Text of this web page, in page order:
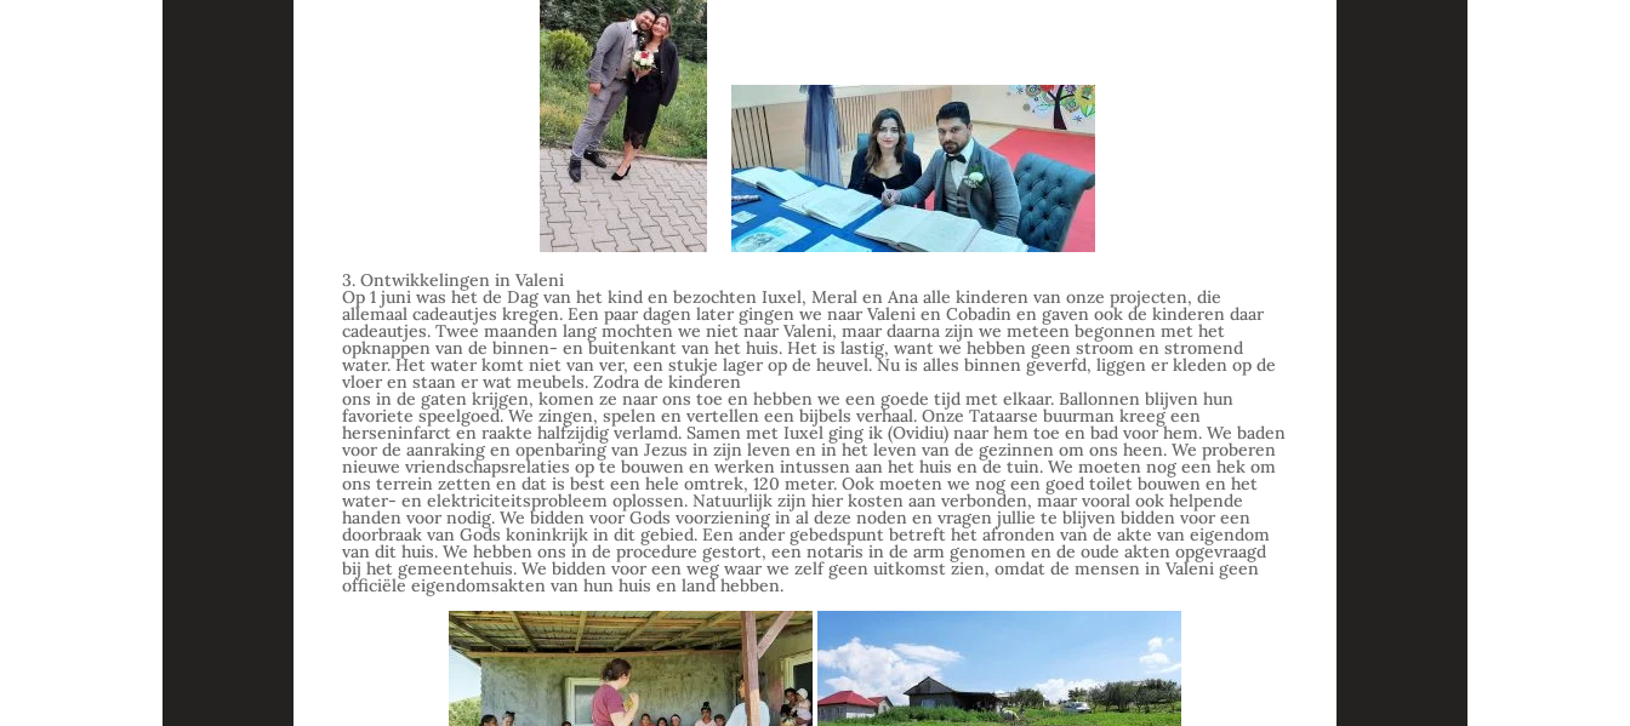
3. Ontwikkelingen in Valeni
Op 1 juni was het de Dag van het kind en bezochten Iuxel, Meral en Ana alle kinderen van onze projecten, die
allemaal cadeautjes kregen. Een paar dagen later gingen we naar Valeni en Cobadin en gaven ook de kinderen daar
cadeautjes. Twee maanden lang mochten we niet naar Valeni, maar daarna zijn we meteen begonnen met het
opknappen van de binnen- en buitenkant van het huis. Het is lastig, want we hebben geen stroom en stromend
water. Het water komt niet van ver, een stukje lager op de heuvel. Nu is alles binnen geverfd, liggen er kleden op de
vloer en staan er wat meubels. Zodra de kinderen
ons in de gaten krijgen, komen ze naar ons toe en hebben we een goede tijd met elkaar. Ballonnen blijven hun
favoriete speelgoed. We zingen, spelen en vertellen een bijbels verhaal. Onze Tataarse buurman kreeg een
herseninfarct en raakte halfzijdig verlamd. Samen met Iuxel ging ik (Ovidiu) naar hem toe en bad voor hem. We baden
voor de aanraking en openbaring van Jezus in zijn leven en in het leven van de gezinnen om ons heen. We proberen
nieuwe vriendschapsrelaties op te bouwen en werken intussen aan het huis en de tuin. We moeten nog een hek om
ons terrein zetten en dat is best een hele omtrek, 120 meter. Ook moeten we nog een goed toilet bouwen en het
water- en elektriciteitsprobleem oplossen. Natuurlijk zijn hier kosten aan verbonden, maar vooral ook helpende
handen voor nodig. We bidden voor Gods voorziening in al deze noden en vragen jullie te blijven bidden voor een
doorbraak van Gods koninkrijk in dit gebied. Een ander gebedspunt betreft het afronden van de akte van eigendom
van dit huis. We hebben ons in de procedure gestort, een notaris in de arm genomen en de oude akten opgevraagd
bij het gemeentehuis. We bidden voor een weg waar we zelf geen uitkomst zien, omdat de mensen in Valeni geen
officiële eigendomsakten van hun huis en land hebben.